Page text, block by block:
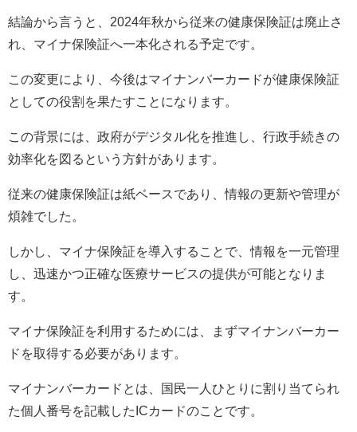
結論から言うと、2024年秋から従来の健康保険証は廃止さ
れ、マイナ保険証へ一本化される予定です。
この変更により、今後はマイナンバーカードが健康保険証
としての役割を果たすことになります。
この背景には、政府がデジタル化を推進し、行政手続きの
効率化を図るという方針があります。
従来の健康保険証は紙ベースであり、情報の更新や管理が
煩雑でした。
しかし、マイナ保険証を導入することで、情報を一元管理
し、迅速かつ正確な医療サービスの提供が可能となりま
す。
マイナ保険証を利用するためには、まずマイナンバーカー
ドを取得する必要があります。
マイナンバーカードとは、国民一人ひとりに割り当てられ
た個人番号を記載したICカードのことです。